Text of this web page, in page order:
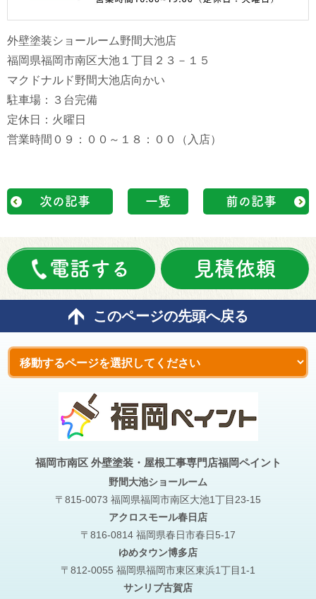
外壁塗装ショールーム野間大池店
福岡県福岡市南区大池１丁目２３－１５
マクドナルド野間大池店向かい
駐車場：３台完備
定休日：火曜日
営業時間０９：００～１８：００（入店）
次の記事 一覧 前の記事
電話する 見積依頼
このページの先頭へ戻る
福岡市南区 外壁塗装・屋根工事専門店福岡ペイント
野間大池ショールーム
〒815-0073 福岡県福岡市南区大池1丁目23-15
アクロスモール春日店
〒816-0814 福岡県春日市春日5-17
ゆめタウン博多店
〒812-0055 福岡県福岡市東区東浜1丁目1-1
サンリブ古賀店